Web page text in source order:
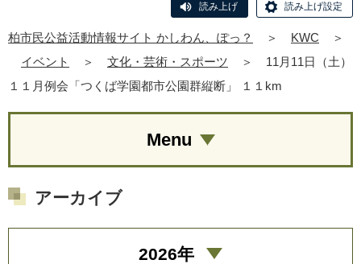
読み上げ 読み上げ設定
柏市民公益活動情報サイト かしわん、ぽっ？ ＞ KWC
＞
イベント
＞ 文化・芸術・スポーツ ＞
11月11日（土）
１１月例会「つくば学園都市公園群縦断」 １１km
Menu
アーカイブ
2026年